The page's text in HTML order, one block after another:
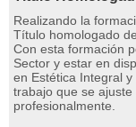
Realizando la
Título homologado
Con esta formación
Sector y estar en
en Estética Integral
trabajo que se
profesionalmente.